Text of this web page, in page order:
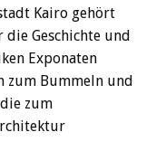
Kairo gehört
die Geschichte und
Exponaten
zum Bummeln und
zum